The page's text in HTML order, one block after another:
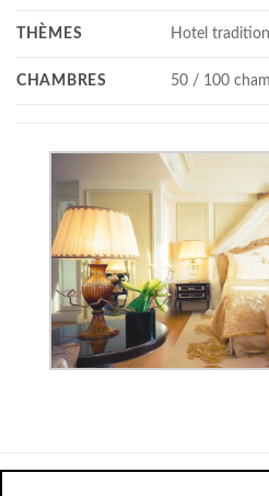
THÈMES Hotel
CHAMBRES 50 / 100